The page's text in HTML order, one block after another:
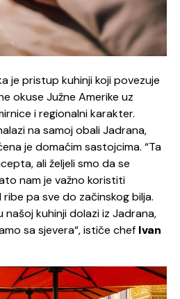
je pristup kuhinji koji povezuje
okuse Južne Amerike uz
i regionalni karakter.
na samoj obali Jadrana,
je domaćim sastojcima. “Ta
ali željeli smo da se
nam je važno koristiti
pa sve do začinskog bilja.
našoj kuhinji dolazi iz Jadrana,
sa sjevera“, ističe chef Ivan